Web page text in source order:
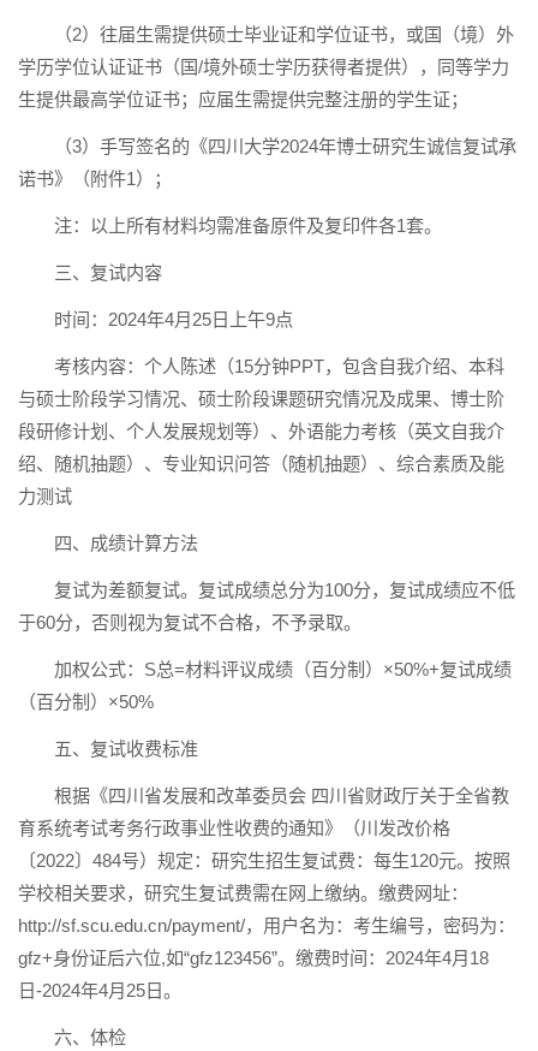
（2）往届生需提供硕士毕业证和学位证书，或国（境）外
学历学位认证证书（国/境外硕士学历获得者提供），同等学力
生提供最高学位证书；应届生需提供完整注册的学生证；
（3）手写签名的《四川大学2024年博士研究生诚信复试承
诺书》（附件1）；
注：以上所有材料均需准备原件及复印件各1套。
三、复试内容
时间：2024年4月25日上午9点
考核内容：个人陈述（15分钟PPT，包含自我介绍、本科
与硕士阶段学习情况、硕士阶段课题研究情况及成果、博士阶
段研修计划、个人发展规划等）、外语能力考核（英文自我介
绍、随机抽题）、专业知识问答（随机抽题）、综合素质及能
力测试
四、成绩计算方法
复试为差额复试。复试成绩总分为100分，复试成绩应不低
于60分，否则视为复试不合格，不予录取。
加权公式：S总=材料评议成绩（百分制）×50%+复试成绩
（百分制）×50%
五、复试收费标准
根据《四川省发展和改革委员会 四川省财政厅关于全省教
育系统考试考务行政事业性收费的通知》（川发改价格
〔2022〕484号）规定：研究生招生复试费：每生120元。按照
学校相关要求，研究生复试费需在网上缴纳。缴费网址：
http://sf.scu.edu.cn/payment/，用户名为：考生编号，密码为：
gfz+身份证后六位,如“gfz123456”。缴费时间：2024年4月18
日-2024年4月25日。
六、体检